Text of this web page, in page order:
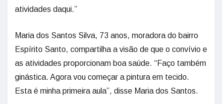
atividades daqui.”
Maria dos Santos Silva, 73 anos, moradora do bairro
Espírito Santo, compartilha a visão de que o convívio e
as atividades proporcionam boa saúde. “Faço também
ginástica. Agora vou começar a pintura em tecido.
Esta é minha primeira aula”, disse Maria dos Santos.